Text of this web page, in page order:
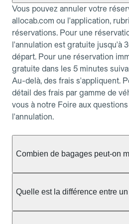
Vous pouvez annuler votre
allocab.com ou l'application,
réservations. Pour une
l'annulation est gratuite jusqu'à
départ. Pour une réservation
gratuite dans les 5 minutes
Au-delà, des frais s'appliquent.
détail des frais par gamme de
vous à notre Foire aux
l'annulation.
Combien de bagages peut-on
taxi berline accueille en général
ou nombreux, précisez-le dans
Quelle est la différence entre